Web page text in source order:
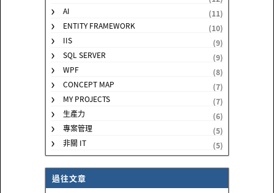
AI
(11)
ENTITY FRAMEWORK
(10)
IIS
(9)
SQL SERVER
(9)
WPF
(8)
CONCEPT MAP
(7)
MY PROJECTS
(7)
生產力
(6)
專案管理
(5)
非關 IT
(5)
過往文章